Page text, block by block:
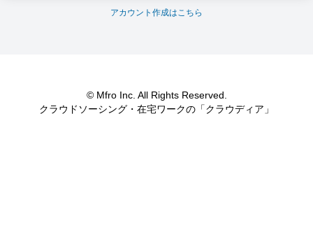
アカウント作成はこちら
© Mfro Inc. All Rights Reserved.
クラウドソーシング・在宅ワークの「クラウディア」